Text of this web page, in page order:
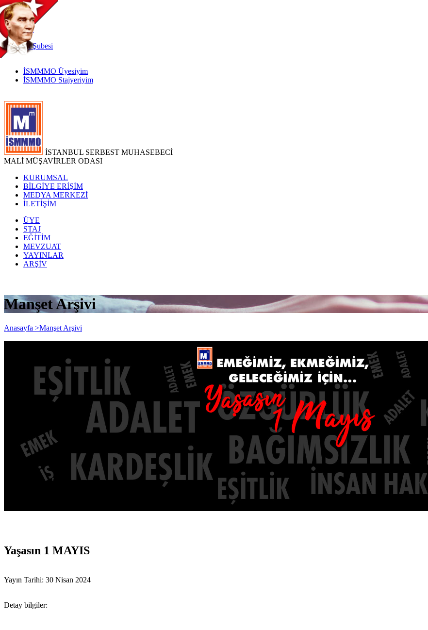
TR
|
EN
İnternetŞubesi
İSMMMO Üyesiyim
İSMMMO Stajyeriyim
İSTANBUL SERBEST MUHASEBECİ
MALİ MÜŞAVİRLER ODASI
KURUMSAL
BİLGİYE ERİŞİM
MEDYA MERKEZİ
İLETİŞİM
ÜYE
STAJ
EĞİTİM
MEVZUAT
YAYINLAR
ARŞİV
Manşet Arşivi
Anasayfa >Manşet Arşivi
Yaşasın 1 MAYIS
Yayın Tarihi: 30 Nisan 2024
Detay bilgiler: